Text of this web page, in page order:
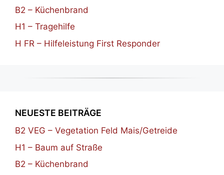
B2 – Küchenbrand
H1 – Tragehilfe
H FR – Hilfeleistung First Responder
NEUESTE BEITRÄGE
B2 VEG – Vegetation Feld Mais/Getreide
H1 – Baum auf Straße
B2 – Küchenbrand